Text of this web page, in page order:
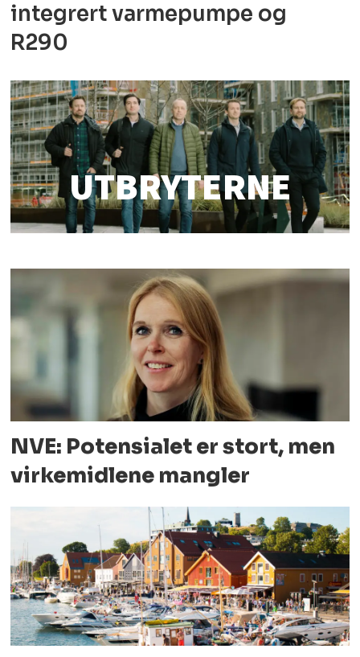
integrert varmepumpe og
R290
UTBRYTERNE
NVE: Potensialet er stort, men
virkemidlene mangler